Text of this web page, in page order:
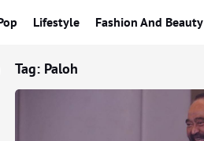
Lifestyle Fashion And Beauty
Tag: Paloh